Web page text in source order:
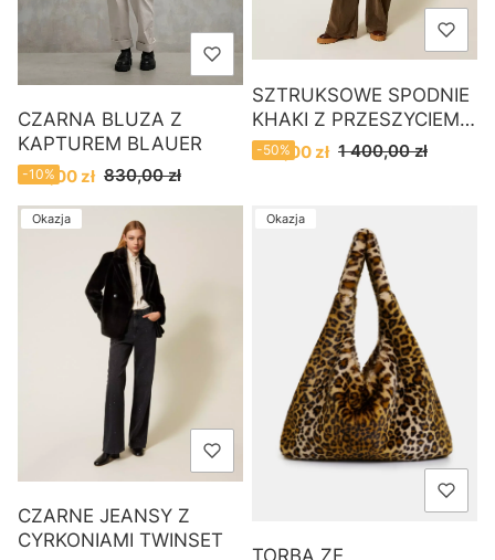
CZARNA BLUZA Z
KAPTUREM BLAUER
Cena promocyjna
750,00 zł 830,00 zł
-10%
SZTRUKSOWE SPODNIE
KHAKI Z PRZESZYCIEM
TWINSET
Cena promocyjna
700,00 zł 1 400,00 zł
-50%
Okazja
CZARNE JEANSY Z
CYRKONIAMI TWINSET
Okazja